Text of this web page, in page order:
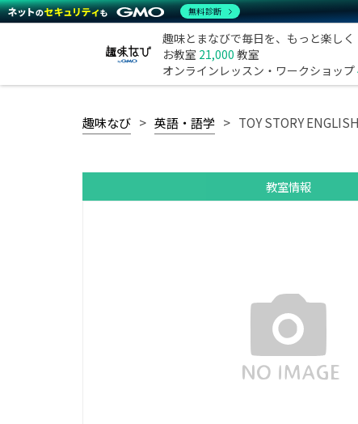
趣味とまなびで毎日を、もっと楽しく
お教室 21,000 教室
オンラインレッスン・ワークショップ
趣味なび 英語・語学 TOY STORY
教室情報
無料診断